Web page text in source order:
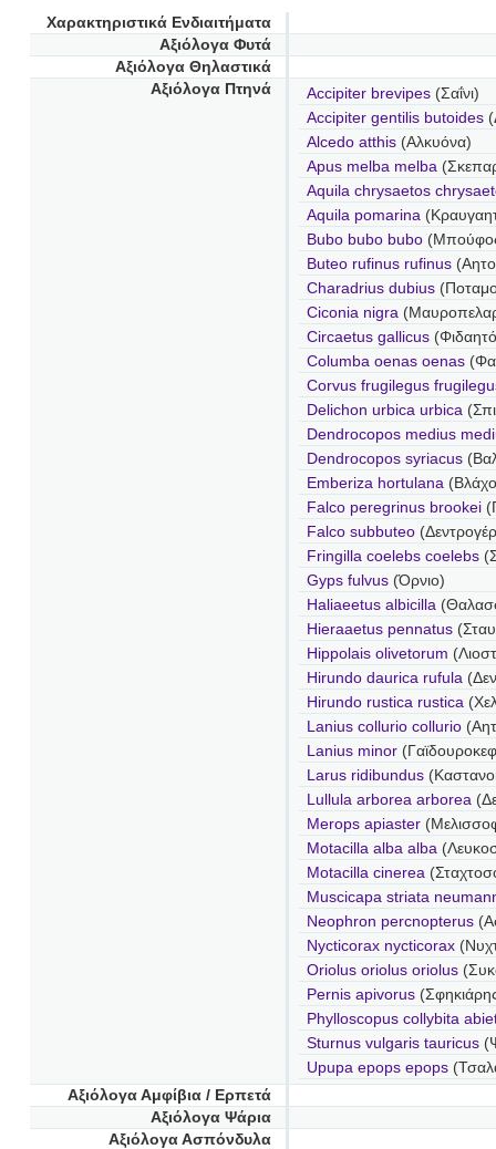
Χαρακτηριστικά Ενδιαιτήματα
Αξιόλογα Φυτά
Αξιόλογα Θηλαστικά
Αξιόλογα Πτηνά
Accipiter brevipes (Σαΐνι)
Accipiter gentilis butoides
Alcedo atthis (Αλκυόνα)
Apus melba melba
Aquila chrysaetos
Aquila pomarina
Bubo bubo bubo
Buteo rufinus rufinus
Charadrius dubius
Ciconia nigra
Circaetus gallicus
Columba oenas oenas
Corvus frugilegus
Delichon urbica urbica
Dendrocopos medius
Dendrocopos syriacus
Emberiza hortulana
Falco peregrinus brookei
Falco subbuteo
Fringilla coelebs coelebs
Gyps fulvus (Όρνιο)
Haliaeetus albicilla
Hieraaetus pennatus
Hippolais olivetorum
Hirundo daurica rufula
Hirundo rustica rustica
Lanius collurio collurio
Lanius minor
Larus ridibundus
Lullula arborea arborea
Merops apiaster
Motacilla alba alba
Motacilla cinerea
Muscicapa striata
Neophron percnopterus
Nycticorax nycticorax
Oriolus oriolus oriolus
Pernis apivorus
Phylloscopus collybita
Sturnus vulgaris tauricus
Upupa epops epops
Αξιόλογα Αμφίβια / Ερπετά
Αξιόλογα Ψάρια
Αξιόλογα Ασπόνδυλα